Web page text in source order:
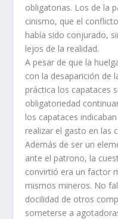
obligatorias. Los de la
cinismo, que el
habí­a sido conjurado,
lejos de la realidad.
A pesar de que la
con la desaparición de
práctica los capataces
obligatoriedad
los capataces
realizar el gasto en las
Además de ser un
ante el patrono, la
convirtió era un factor
mismos mineros. No
docilidad de otros
someterse a